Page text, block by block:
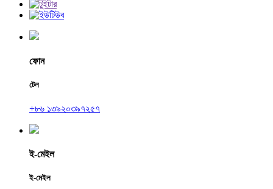
ফোন
টেল
+৮৬ ১৩৯২০৩৯৭২৫৭
ই-মেইল
ই-মেইল